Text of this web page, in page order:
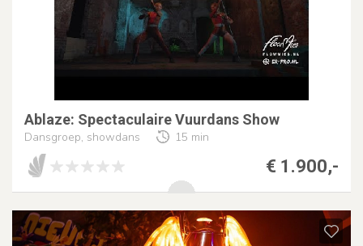
Ablaze: Spectaculaire Vuurdans Show
Dansgroep, showdans 15 min
€ 1.900,-